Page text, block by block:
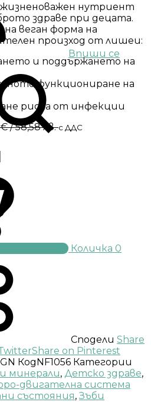
Впиши се
Количка 0
нутриент
здраве при децата.
веган форма на
произход от лишеи:
и поддържането на
функциониране на
риска от инфекции
€/ 58,58 лв.с ДДС
Сподели Share
Share on Pinterest
КодNF1056 Категории
минерали, Детско здраве,
двигателна система
състояния,Зъби